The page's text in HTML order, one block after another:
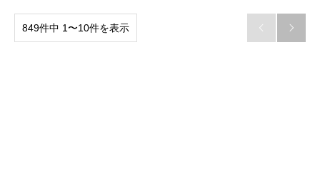
849件中 1〜10件を表示  